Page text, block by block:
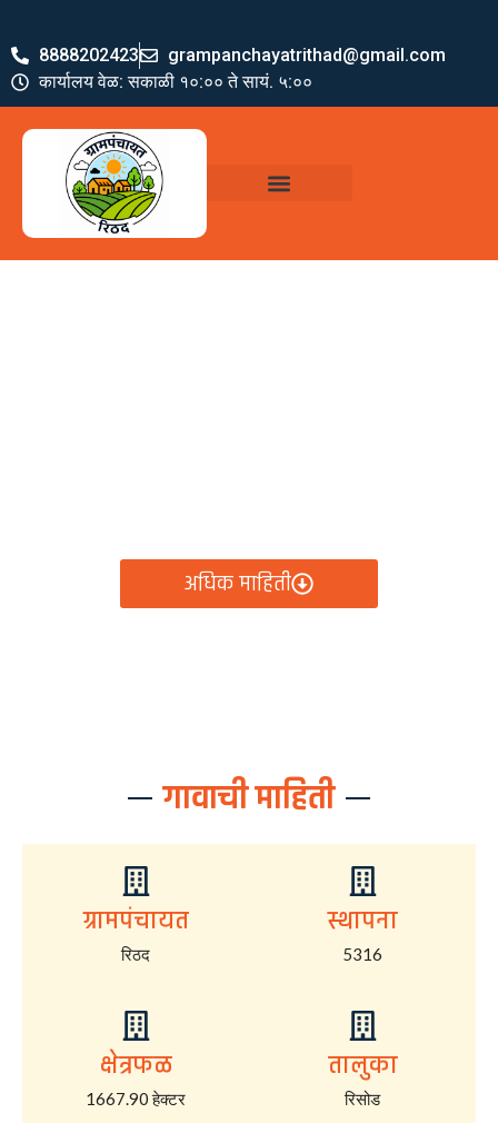
8888202423
grampanchayatrithad@gmail.com
कार्यालय वेळ: सकाळी १०:०० ते सायं. ५:००
अधिक माहिती
गावाची माहिती
ग्रामपंचायत
रिठद
स्थापना
5316
क्षेत्रफळ
1667.90 हेक्टर
तालुका
रिसोड